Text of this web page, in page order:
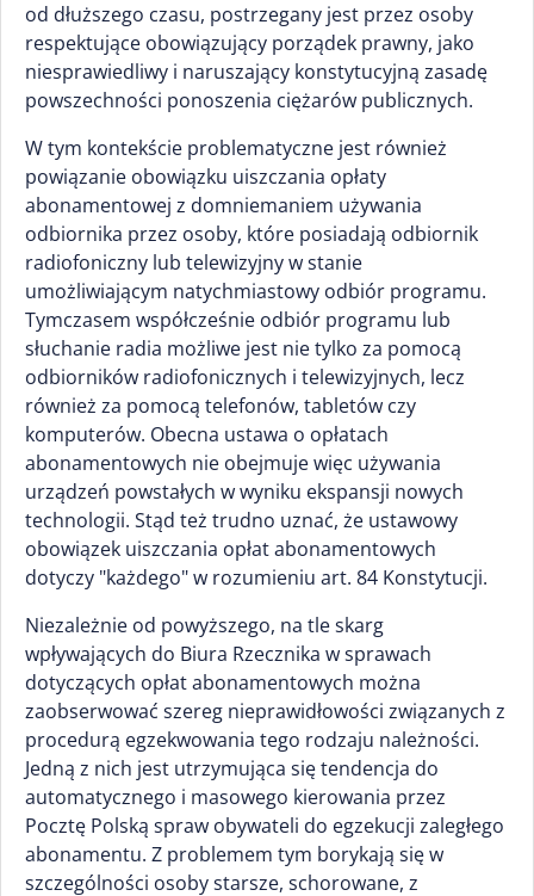
od dłuższego czasu, postrzegany jest przez osoby
respektujące obowiązujący porządek prawny, jako
niesprawiedliwy i naruszający konstytucyjną zasadę
powszechności ponoszenia ciężarów publicznych.
W tym kontekście problematyczne jest również
powiązanie obowiązku uiszczania opłaty
abonamentowej z domniemaniem używania
odbiornika przez osoby, które posiadają odbiornik
radiofoniczny lub telewizyjny w stanie
umożliwiającym natychmiastowy odbiór programu.
Tymczasem współcześnie odbiór programu lub
słuchanie radia możliwe jest nie tylko za pomocą
odbiorników radiofonicznych i telewizyjnych, lecz
również za pomocą telefonów, tabletów czy
komputerów. Obecna ustawa o opłatach
abonamentowych nie obejmuje więc używania
urządzeń powstałych w wyniku ekspansji nowych
technologii. Stąd też trudno uznać, że ustawowy
obowiązek uiszczania opłat abonamentowych
dotyczy "każdego" w rozumieniu art. 84 Konstytucji.
Niezależnie od powyższego, na tle skarg
wpływających do Biura Rzecznika w sprawach
dotyczących opłat abonamentowych można
zaobserwować szereg nieprawidłowości związanych z
procedurą egzekwowania tego rodzaju należności.
Jedną z nich jest utrzymująca się tendencja do
automatycznego i masowego kierowania przez
Pocztę Polską spraw obywateli do egzekucji zaległego
abonamentu. Z problemem tym borykają się w
szczególności osoby starsze, schorowane, z